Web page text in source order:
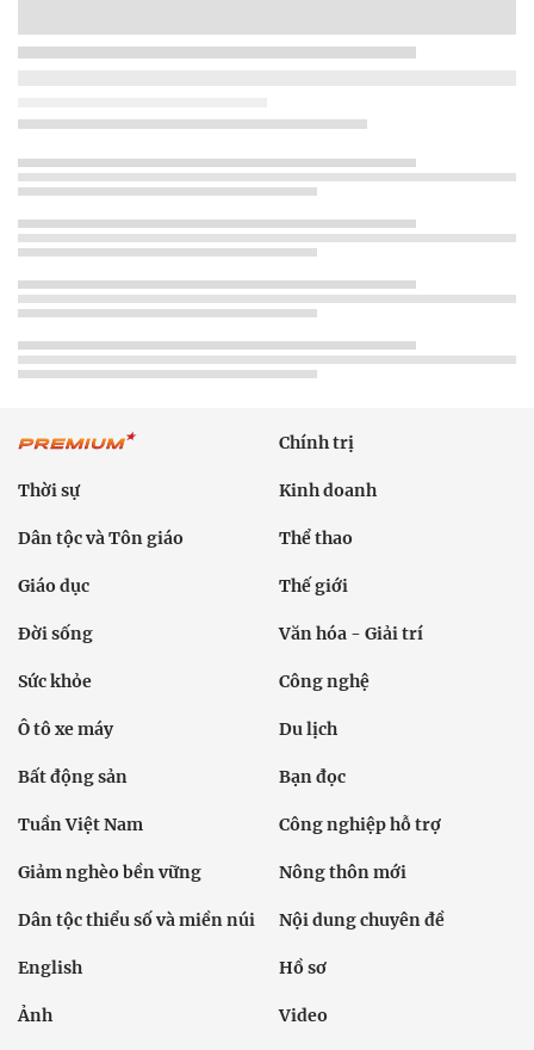
Chính trị
Thời sự Kinh doanh
Dân tộc và Tôn giáo Thể thao
Giáo dục Thế giới
Đời sống Văn hóa - Giải trí
Sức khỏe Công nghệ
Ô tô xe máy Du lịch
Bất động sản Bạn đọc
Tuần Việt Nam Công nghiệp hỗ trợ
Giảm nghèo bền vững Nông thôn mới
Dân tộc thiểu số và miền núi Nội dung chuyên đề
English Hồ sơ
Ảnh Video